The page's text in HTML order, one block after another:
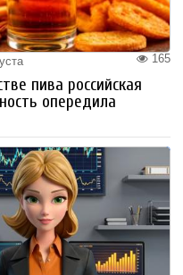
165
пива российская
опередила